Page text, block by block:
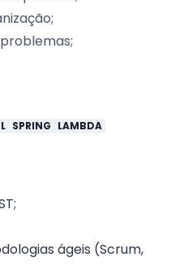
SPRING LAMBDA
ágeis (Scrum,